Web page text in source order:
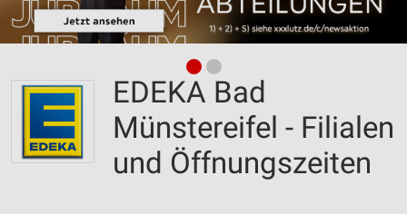
EDEKA Bad
Münstereifel - Filialen
und Öffnungszeiten